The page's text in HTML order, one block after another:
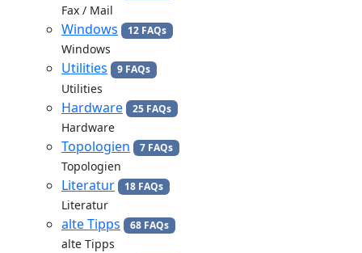
Fax / Mail
Windows 12 FAQs
Windows
Utilities 9 FAQs
Utilities
Hardware 25 FAQs
Hardware
Topologien 7 FAQs
Topologien
Literatur 18 FAQs
Literatur
alte Tipps 68 FAQs
alte Tipps